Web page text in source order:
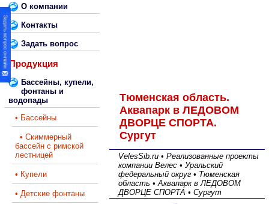
О компании
Контакты
Задать вопрос
Продукция
Бассейны, купели,
фонтаны и
водопады
• Бассейны
• Скиммерный
бассейн с римской
лестницей
• Купели
• Детские фонтаны
Тюменская область.
Аквапарк в ЛЕДОВОМ
ДВОРЦЕ СПОРТА.
Сургут
VelesSib.ru • Реализованные проекты
компании Велес • Уральский
федеральный округ • Тюменская
область • Аквапарк в ЛЕДОВОМ
ДВОРЦЕ СПОРТА • Сургут